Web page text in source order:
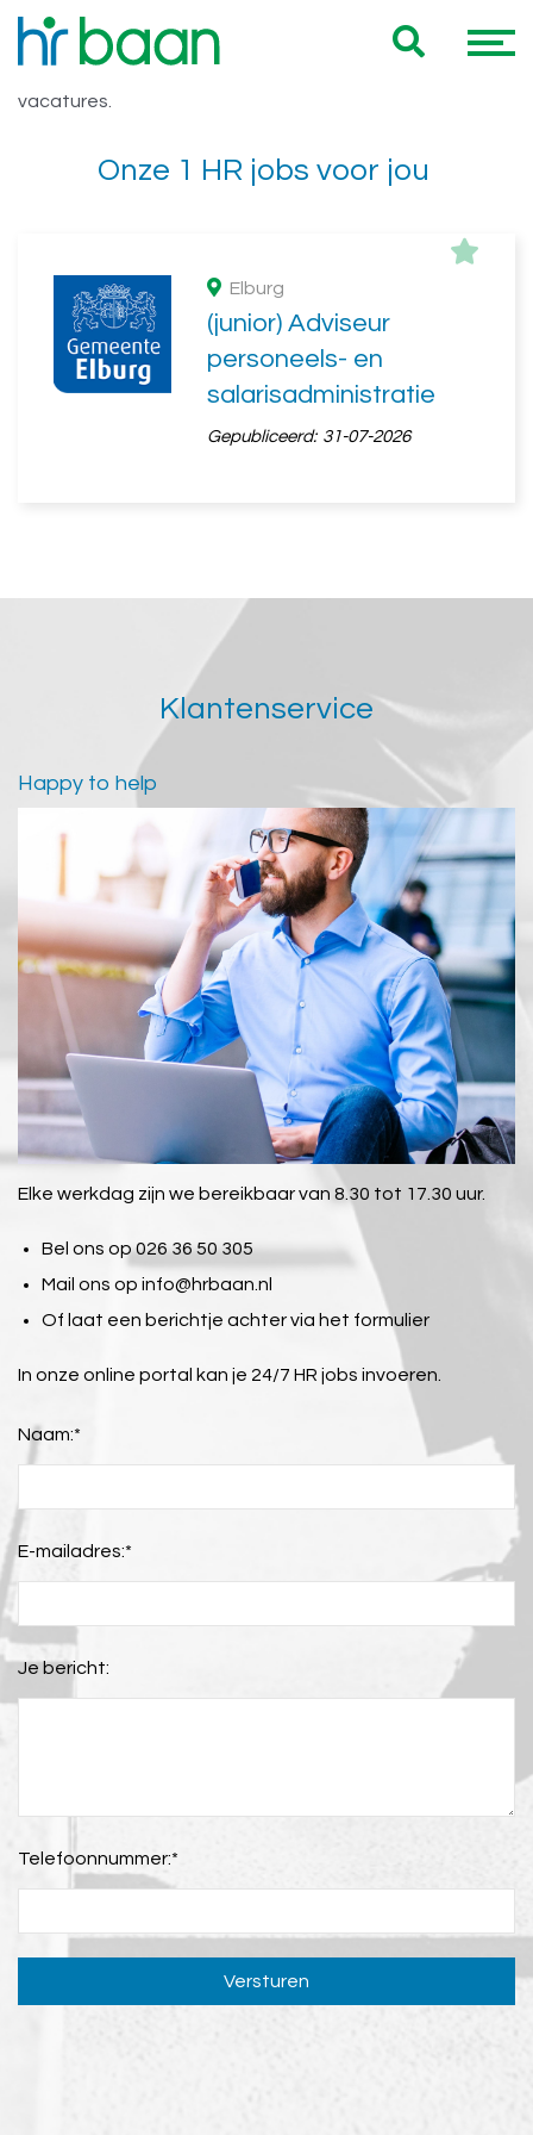
Vacatures Gelderland
Hieronder vind je een overzicht van al onze Gelderland
vacatures.
Onze 1 HR jobs voor jou
Elburg
(junior) Adviseur
personeels- en
salarisadministratie
Gepubliceerd: 31-07-2026
Klantenservice
Happy to help
Elke werkdag zijn we bereikbaar van 8.30 tot 17.30 uur.
Bel ons op 026 36 50 305
Mail ons op info@hrbaan.nl
Of laat een berichtje achter via het formulier
In onze online portal kan je 24/7 HR jobs invoeren.
Naam:*
E-mailadres:*
Je bericht:
Telefoonnummer:*
Versturen